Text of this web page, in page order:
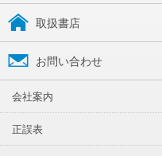
取扱書店
お問い合わせ
会社案内
正誤表